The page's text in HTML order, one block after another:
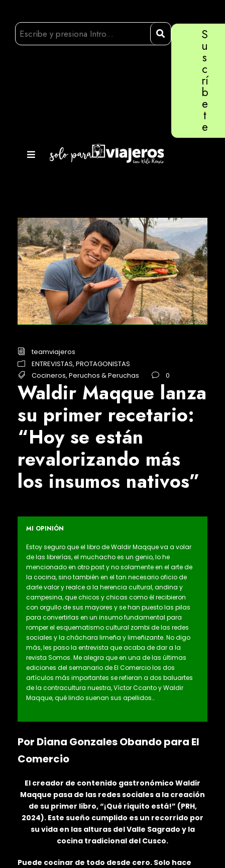
S
u
s
c
rí
b
e
t
e
teamviajeros
ENTREVISTAS, PROTAGONISTAS
Cocineros, Peruchos & Peruchas 0
Waldir Maqque lanza
su primer recetario:
“Hoy se están
revalorizando más
los insumos nativos”
MI OPINIÓN
Estoy seguro que el libro de Waldir Maqque va a volar
de las librerías, el muchacho es un genio, lo he
mencionado en otro post y no solamente en el arte de
la cocina, sino también en el tan necesario oficio de
darle valor y realce a la herencia cultural, andina y
campesina, que chicos y chicas como él recibieron
con orgullo de sus mayores y se han puesto las pilas
para convertirlas en un insumo fundamental para
romper el esquematismo cultural zombi de las redes
sociales y la cháchara limeña y limeñizante. No digo
más, les paso la entrevista que acaba de dar a la
revista Somos. Me alegra que en una de las últimas
ediciones del semanario de El Comercio los dos
artículos más importantes se refieran a dos baluartes
de la contracultura nuestra, Víctor Ccanto y Waldir
Maqque, qué lindo suenan sus apellidos…
Por Diana Gonzales Obando para El
Comercio
El creador de contenido gastronómico Waldir
Maqque pasa de las redes sociales a la creación
de su primer libro, “¡Qué riquito está!” (PRH,
2024). Este sueño cumplido es un recorrido por
su vida en las alturas del Valle Sagrado y la
cocina tradicional del Cusco.
Puede cocinar de todo desde cero. Solo hace